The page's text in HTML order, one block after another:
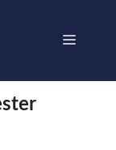
Menu